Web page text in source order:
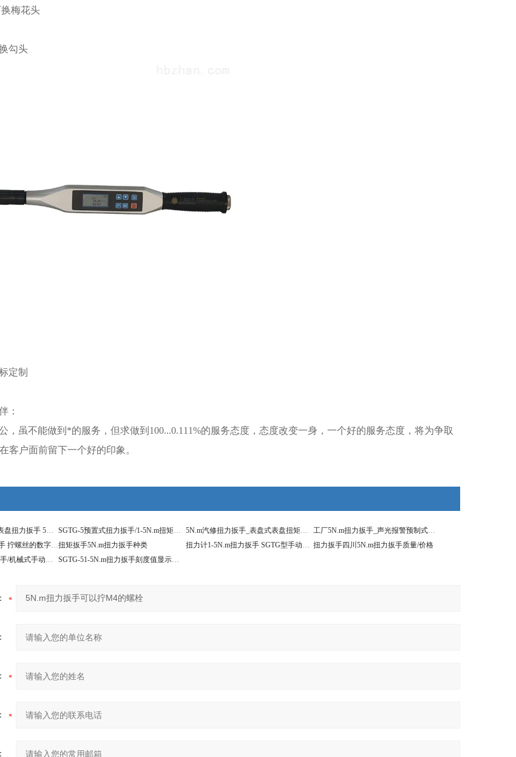
梅花头
勾头
定制
：
，虽不能做到*的服务，但求做到100...0.111%的服务态度，态度改变一身，一个好的服务态度，将为争取
客户面前留下一个好的印象。
力矩扳手0-5N.m指针表盘扭力扳手 5N.m指针扭矩扳手 SGTG-5预置式扭力扳手/1-5N.m扭矩扳手价格 5N.m汽修扭力扳手_表盘式表盘扭矩套筒扳手 五金工具
工厂5N.m扭力扳手_声光报警预制式扭矩板子
扭矩扳手5N.m扭力扳手 拧螺丝的数字检测力矩扳手扭矩扳手5N.m扭力扳手种类 扭力计1-5N.m扭力扳手 SGTG型手动扭矩扳手预置 扭力扳手四川5N.m扭力扳手质量/价格
SGTG-5机械扭力矩扳手/机械式手动扭力扳手
SGTG-51-5N.m扭力扳手刻度值显示扭力矩预置式扳手